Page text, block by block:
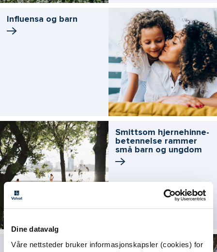
Dine datavalg
Våre nettsteder bruker informasjonskapsler (cookies) for
Influensa og barn
Smittsom hjernehinne­
betennelse rammer
små barn og ungdom
Derfor må gravide ta